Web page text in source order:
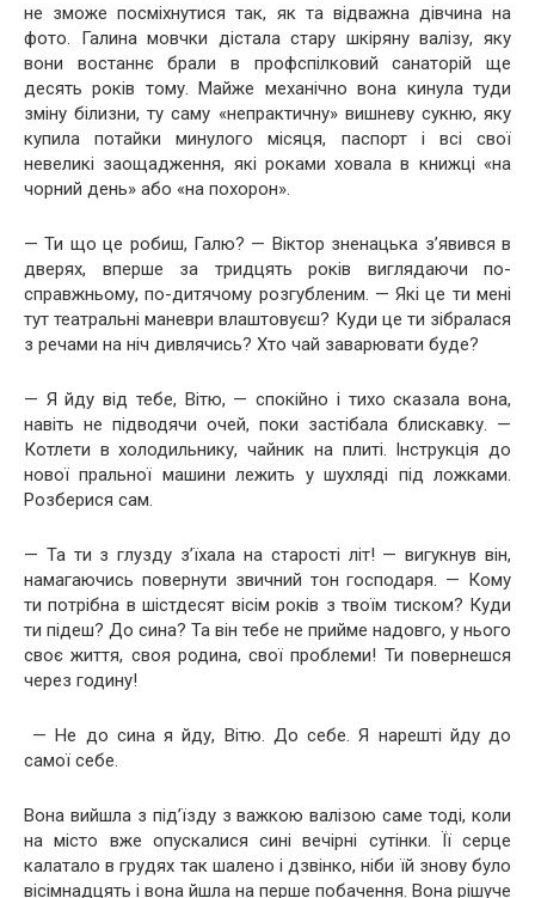
не зможе посміхнутися так, як та відважна дівчина на
фото. Галина мовчки дістала стару шкіряну валізу, яку
вони востаннє брали в профспілковий санаторій ще
десять років тому. Майже механічно вона кинула туди
зміну білизни, ту саму «непрактичну» вишневу сукню, яку
купила потайки минулого місяця, паспорт і всі свої
невеликі заощадження, які роками ховала в книжці «на
чорний день» або «на похорон».
— Ти що це робиш, Галю? — Віктор зненацька з’явився в
дверях, вперше за тридцять років виглядаючи по-
справжньому, по-дитячому розгубленим. — Які це ти мені
тут театральні маневри влаштовуєш? Куди це ти зібралася
з речами на ніч дивлячись? Хто чай заварювати буде?
— Я йду від тебе, Вітю, — спокійно і тихо сказала вона,
навіть не підводячи очей, поки застібала блискавку. —
Котлети в холодильнику, чайник на плиті. Інструкція до
нової пральної машини лежить у шухляді під ложками.
Розберися сам.
— Та ти з глузду з’їхала на старості літ! — вигукнув він,
намагаючись повернути звичний тон господаря. — Кому
ти потрібна в шістдесят вісім років з твоїм тиском? Куди
ти підеш? До сина? Та він тебе не прийме надовго, у нього
своє життя, своя родина, свої проблеми! Ти повернешся
через годину!
— Не до сина я йду, Вітю. До себе. Я нарешті йду до
самої себе.
Вона вийшла з під’їзду з важкою валізою саме тоді, коли
на місто вже опускалися сині вечірні сутінки. Її серце
калатало в грудях так шалено і дзвінко, ніби їй знову було
вісімнадцять і вона йшла на перше побачення. Вона рішуче